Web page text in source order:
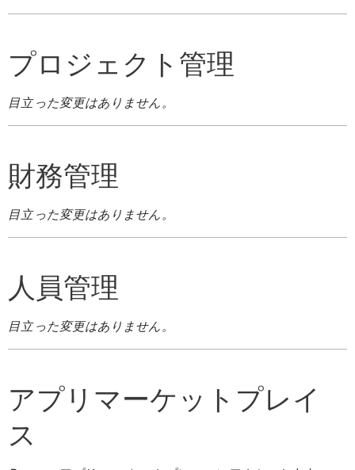
プロジェクト管理
目立った変更はありません。
財務管理
目立った変更はありません。
人員管理
目立った変更はありません。
アプリマーケットプレイ
ス